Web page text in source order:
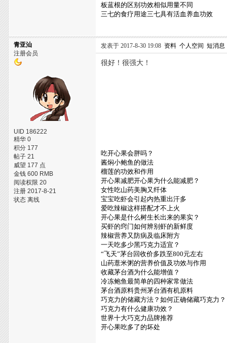
板蓝根的区别功效相似用量不同
三七的食疗用途三七具有活血养血功效
青亚汕
注册会员
UID 186222
精华 0
积分 177
帖子 21
威望 177 点
金钱 600 RMB
阅读权限 20
注册 2017-8-21
状态 离线
发表于 2017-8-30 19:08 资料 个人空间 短消息
很好！很强大！
吃开心果会胖吗？
酱焖小鲍鱼的做法
榴莲的功效和作用
开心果减肥开心果为什么能减肥？
女性吃山药美胸又纤体
宝宝吃虾会引起内热重出汗多
爱吃辣椒这样搭配才不上火
开心果是什么树生长出来的果实？
买虾的窍门如何辨别虾的新鲜度
辣椒营养又防病及临床附方
一天吃多少黑巧克力适宜？
“飞天”茅台回收价多跌至800元左右
山药薏米粥的营养价值及功效与作用
收藏茅台酒为什么能增值？
冷冻鲍鱼最简单的四种家常做法
茅台酒原料贵州茅台酒有机原料
巧克力的储藏方法？如何正确储藏巧克力？
巧克力有什么健康功效？
世界十大巧克力品牌推荐
开心果吃多了的坏处